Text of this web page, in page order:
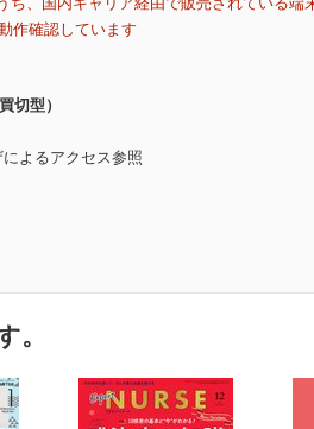
作確認しています
切型）
よるアクセス参照
。